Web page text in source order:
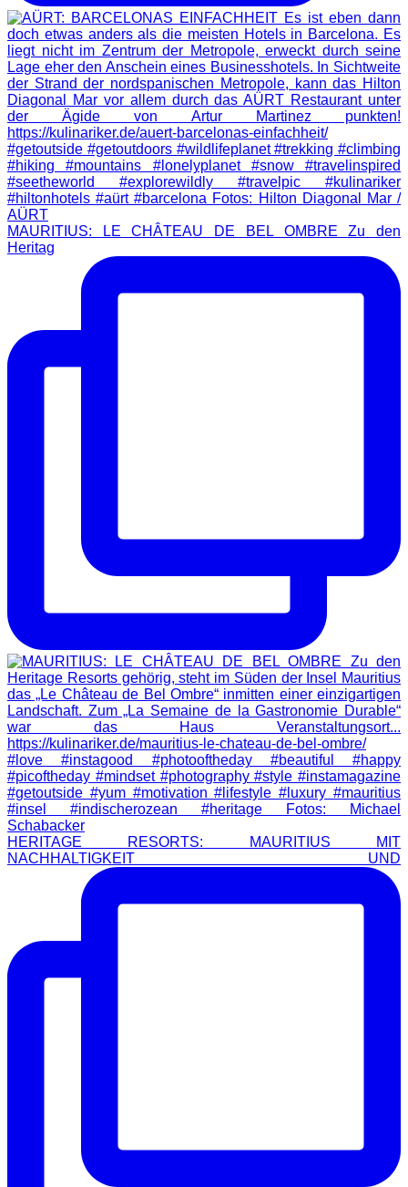
MAURITIUS: LE CHÂTEAU DE BEL OMBRE Zu den
Heritag
HERITAGE RESORTS: MAURITIUS MIT
NACHHALTIGKEIT UND